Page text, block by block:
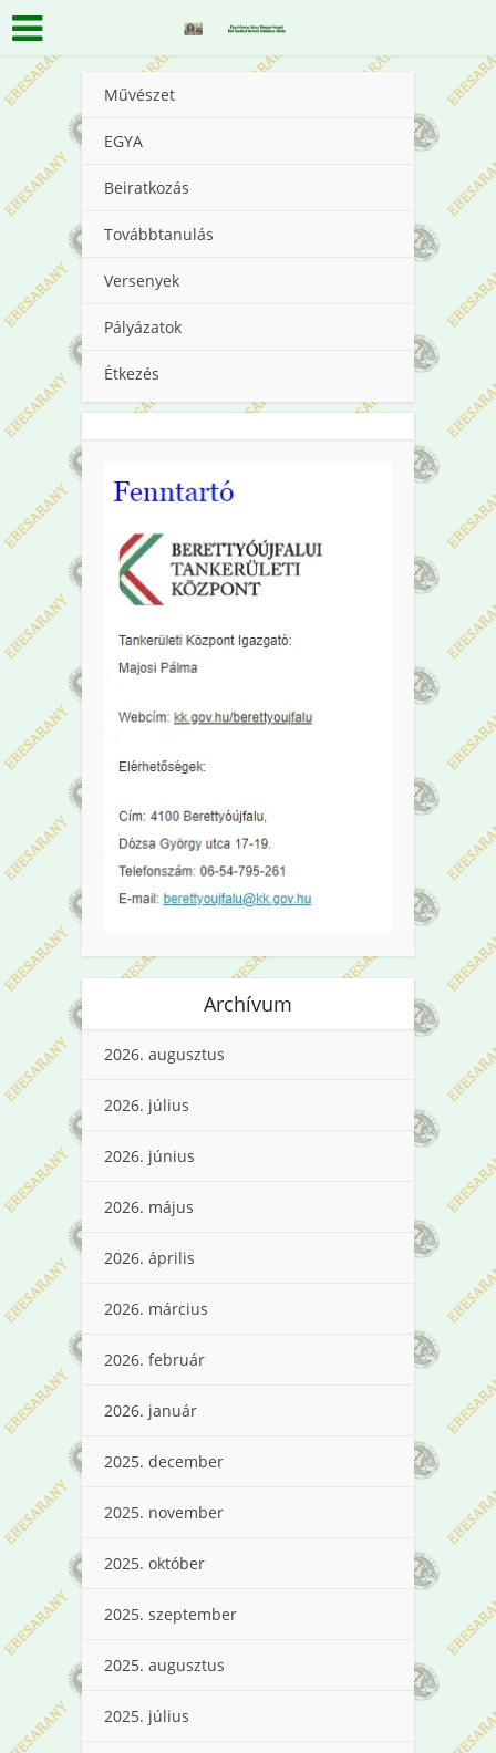
Művészet
EGYA
Beiratkozás
Továbbtanulás
Versenyek
Pályázatok
Étkezés
Archívum
2026. augusztus
2026. július
2026. június
2026. május
2026. április
2026. március
2026. február
2026. január
2025. december
2025. november
2025. október
2025. szeptember
2025. augusztus
2025. július